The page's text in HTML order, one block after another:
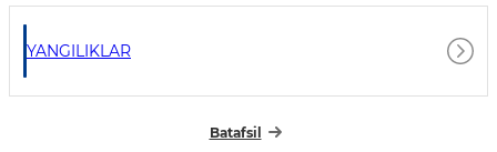
YANGILIKLAR
Batafsil